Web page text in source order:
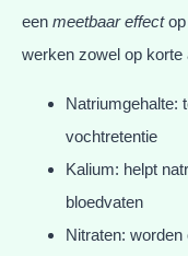
een meetbaar effectop
werken zowel op korte
Natriumgehalte:
vochtretentie
Kalium: helpt
bloedvaten
Nitraten: